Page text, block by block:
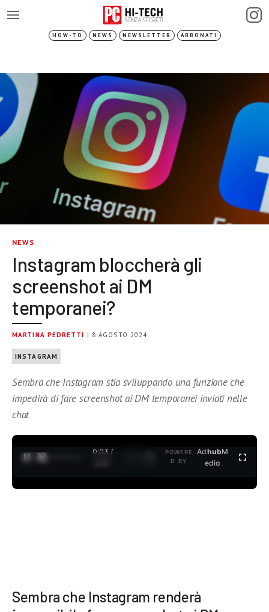
HOW-TO NEWS NEWSLETTER ABBONATI
NEWS
Instagram bloccherà gli
screenshot ai DM
temporanei?
MARTINA PEDRETTI | 8 AGOSTO 2024
INSTAGRAM
Sembra che Instagram stia sviluppando una funzione che
impedirà di fare screenshot ai DM temporanei inviati nelle
chat
0:04 /
3:37
POWERE
D BY
AdhubM
edia
Sembra che Instagram renderà